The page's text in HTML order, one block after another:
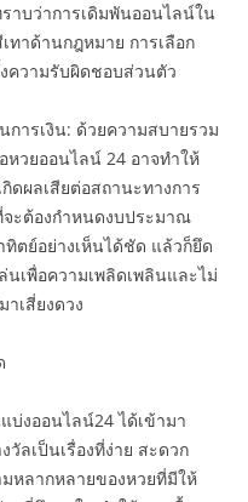
าบว่าการเดิมพันออนไลน์ใน
ทาด้านกฎหมาย การเลือก
ความรับผิดชอบส่วนตัว
การเงิน: ด้วยความสบายรวม
หวยออนไลน์ 24 อาจทำให้
ดผลเสียต่อสถานะทางการ
จะต้องกำหนดงบประมาณ
ตย์อย่างเห็นได้ชัด แล้วก็ยึด
นเพื่อความเพลิดเพลินและไม่
เสี่ยงดวง
บ่งออนไลน์24 ได้เข้ามา
วัลเป็นเรื่องที่ง่าย สะดวก
หลากหลายของหวยที่มีให้